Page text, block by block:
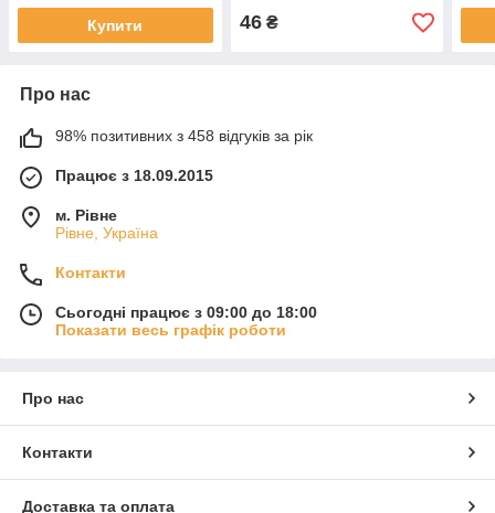
Купити 46₴
Про нас
98% позитивних з 458 відгуків за рік
Працює з 18.09.2015
м. Рівне
Рівне, Україна
Контакти
Сьогодні працює з 09:00 до 18:00
Показати весь графік роботи
Про нас
Контакти
Доставка та оплата